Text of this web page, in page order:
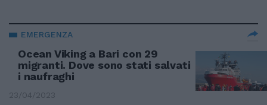
EMERGENZA
Ocean Viking a Bari con 29
migranti. Dove sono stati salvati
i naufraghi
23/04/2023